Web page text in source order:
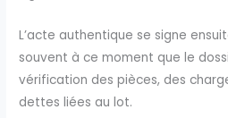
L’acte authentique se signe
souvent à ce moment que le
vérification des pièces, des
dettes liées au lot.